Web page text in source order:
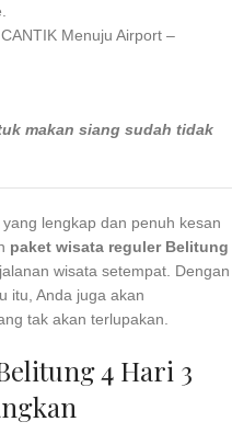
Menuju Airport –
makan siang sudah tidak
lengkap dan penuh kesan
paket wisata reguler Belitung
wisata setempat. Dengan
itu, Anda juga akan
tak akan terlupakan.
4 Hari 3